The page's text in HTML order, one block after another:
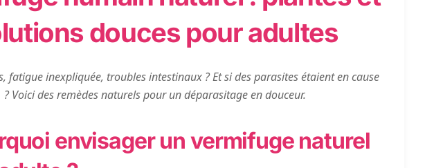
douces pour adultes
fatigue inexpliquée, troubles intestinaux ? Et si des parasites étaient en cause
? Voici des remèdes naturels pour un déparasitage en douceur.
envisager un vermifuge naturel